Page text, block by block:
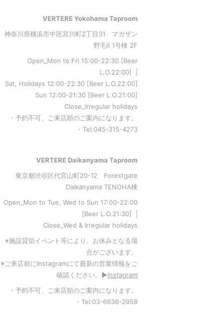
VERTERE Yokohama Taproom
神奈川県横浜市中区宮川町2丁目31 マガザン
野毛Ⅱ 1号棟 2F
Open_Mon to Fri 15:00-22:30 [Beer
L.O.22:00] |
Sat, Holidays 12:00-22:30 [Beer L.O.22:00]
Sun 12:00-21:30 [Beer L.O.21:00]
Close_Irregular holidays
・予約不可、ご来店順のご案内になります。
・Tel:045-315-4273
VERTERE Daikanyama Taproom
東京都渋谷区代官山町20-12 Forestgate
Daikanyama TENOHA棟
Open_Mon to Tue, Wed to Sun 17:00-22:00
[Beer L.O.21:30] |
Close_Wed & Irregular holidays
※施設貸切イベント等により、お休みとなる場
合がございます。
※ご来店前にInstagramにて最新の営業情報をご
確認ください。▶︎Instagram
・予約不可、ご来店順のご案内になります。
・Tel:03-6636-2958